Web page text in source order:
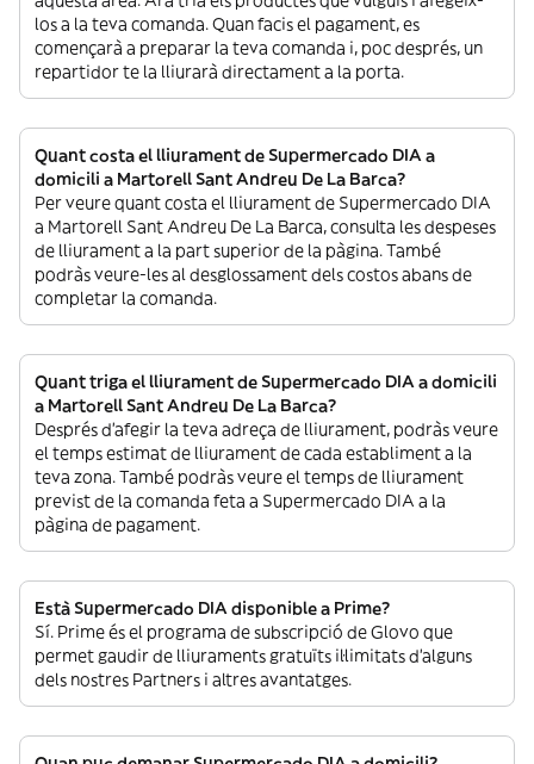
los a la teva comanda. Quan facis el pagament, es
començarà a preparar la teva comanda i, poc després, un
repartidor te la lliurarà directament a la porta.
Quant costa el lliurament de Supermercado DIA a
domicili a Martorell Sant Andreu De La Barca?
Per veure quant costa el lliurament de Supermercado DIA
a Martorell Sant Andreu De La Barca, consulta les despeses
de lliurament a la part superior de la pàgina. També
podràs veure-les al desglossament dels costos abans de
completar la comanda.
Quant triga el lliurament de Supermercado DIA a domicili
a Martorell Sant Andreu De La Barca?
Després d’afegir la teva adreça de lliurament, podràs veure
el temps estimat de lliurament de cada establiment a la
teva zona. També podràs veure el temps de lliurament
previst de la comanda feta a Supermercado DIA a la
pàgina de pagament.
Està Supermercado DIA disponible a Prime?
Sí. Prime és el programa de subscripció de Glovo que
permet gaudir de lliuraments gratuïts il·limitats d’alguns
dels nostres Partners i altres avantatges.